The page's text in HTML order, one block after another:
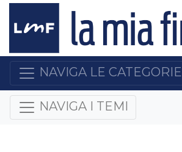
NAVIGA LE CATEGORIE
NAVIGA I TEMI